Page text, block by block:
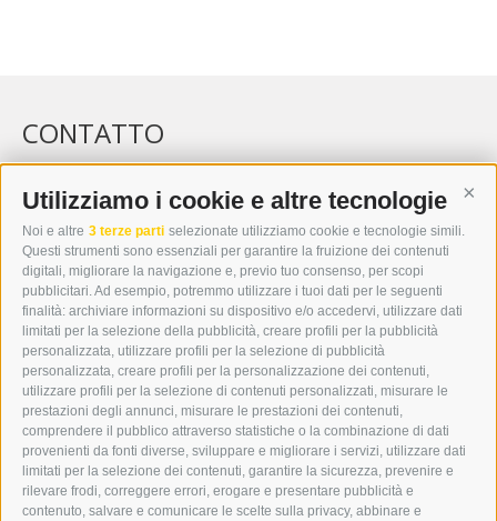
Utilizziamo i cookie e altre tecnologie
Noi e altre 3 terze parti selezionate utilizziamo cookie e tecnologie simili.
Questi strumenti sono essenziali per garantire la fruizione dei contenuti
digitali, migliorare la navigazione e, previo tuo consenso, per scopi
pubblicitari. Ad esempio, potremmo utilizzare i tuoi dati per le seguenti
finalità: archiviare informazioni su dispositivo e/o accedervi, utilizzare dati
limitati per la selezione della pubblicità, creare profili per la pubblicità
personalizzata, utilizzare profili per la selezione di pubblicità
personalizzata, creare profili per la personalizzazione dei contenuti,
utilizzare profili per la selezione di contenuti personalizzati, misurare le
prestazioni degli annunci, misurare le prestazioni dei contenuti,
comprendere il pubblico attraverso statistiche o la combinazione di dati
provenienti da fonti diverse, sviluppare e migliorare i servizi, utilizzare dati
limitati per la selezione dei contenuti, garantire la sicurezza, prevenire e
rilevare frodi, correggere errori, erogare e presentare pubblicità e
contenuto, salvare e comunicare le scelte sulla privacy, abbinare e
CONTATTO
WIPP-MEDIA GMBH
DER ERKER
I-39049 VIPITENO
TEL.: +39 0472 766876
GRAFIK@DERERKER.IT
INFO@DERERKER.IT
BARBARA.FONTANA@DERERKER.IT
ERKER
PUBBLICITÀ NELL’ERKER
PUBBLICITÀ ONLINE
ADDEBITO DIRETTO SEPA
REGOLAMENTO COMMENTI